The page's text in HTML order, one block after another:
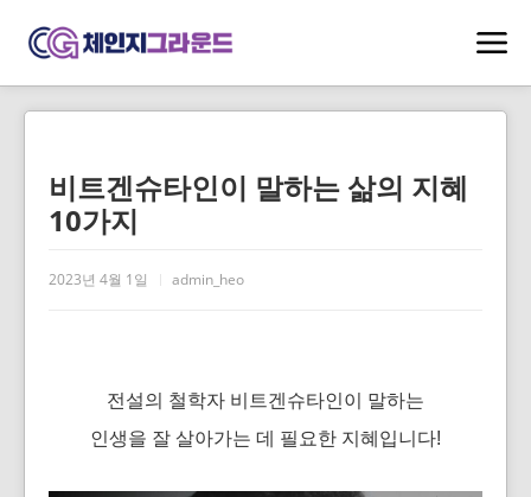
비트겐슈타인이 말하는 삶의 지혜
10가지
2023년 4월 1일 admin_heo
전설의 철학자 비트겐슈타인이 말하는
인생을 잘 살아가는 데 필요한 지혜입니다!